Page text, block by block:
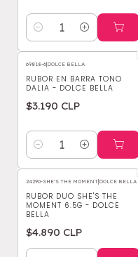
Cantidad
69818-6|DOLCE BELLA
RUBOR EN BARRA TONO
DALIA - DOLCE BELLA
$3.190 CLP
Cantidad
24290-SHE'S THE MOMENT|DOLCE BELLA
RUBOR DUO SHE'S THE
MOMENT 6.5G - DOLCE
BELLA
$4.890 CLP